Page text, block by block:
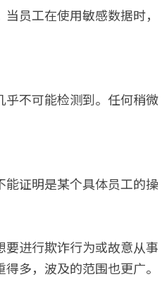
员工在使用敏感数据时，
不可能检测到。任何稍微
证明是某个具体员工的操
进行欺诈行为或故意从事
多，波及的范围也更广。